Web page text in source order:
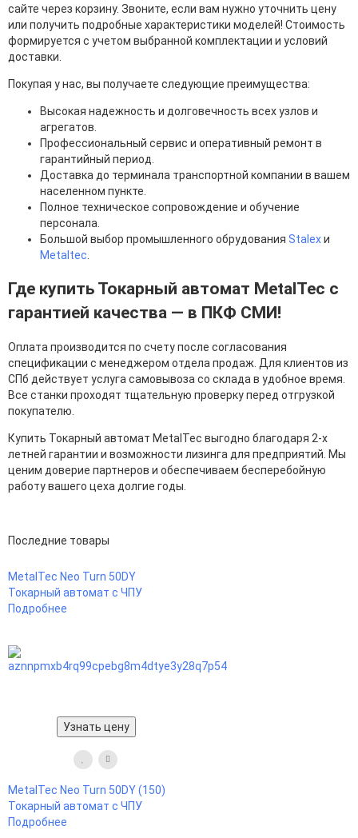
сайте через корзину. Звоните, если вам нужно уточнить цену
или получить подробные характеристики моделей! Стоимость
формируется с учетом выбранной комплектации и условий
доставки.
Покупая у нас, вы получаете следующие преимущества:
Высокая надежность и долговечность всех узлов и
агрегатов.
Профессиональный сервис и оперативный ремонт в
гарантийный период.
Доставка до терминала транспортной компании в вашем
населенном пункте.
Полное техническое сопровождение и обучение
персонала.
Большой выбор промышленного обрудования Stalexи
Metaltec
Где купить Токарный автомат MetalTec с
гарантией качества — в ПКФ СМИ!
Оплата производится по счету после согласования
спецификации с менеджером отдела продаж. Для клиентов из
СПб действует услуга самовывоза со склада в удобное время.
Все станки проходят тщательную проверку перед отгрузкой
покупателю.
Купить Токарный автомат MetalTec выгодно благодаря 2-х
летней гарантии и возможности лизинга для предприятий. Мы
ценим доверие партнеров и обеспечиваем бесперебойную
работу вашего цеха долгие годы.
Последние товары
MetalTec Neo Turn 50DY
Токарный автомат с ЧПУ
Подробнее
Узнать цену
MetalTec Neo Turn 50DY (150)
Токарный автомат с ЧПУ
Подробнее